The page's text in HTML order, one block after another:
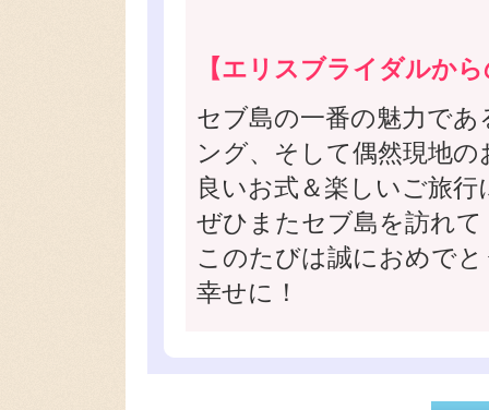
【エリスブライダルか
セブ島の一番の魅力で
ング、そして偶然現地
良いお式＆楽しいご旅
ぜひまたセブ島を訪れ
このたびは誠におめで
幸せに！